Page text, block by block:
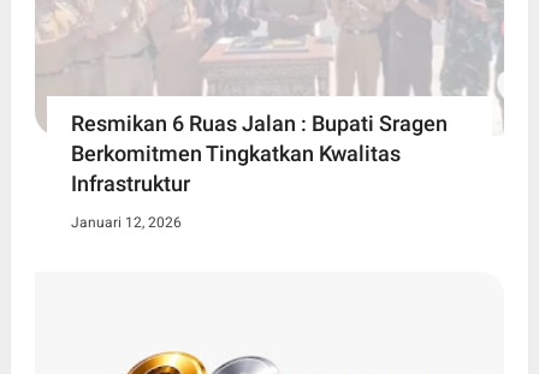
Resmikan 6 Ruas Jalan : Bupati Sragen
Berkomitmen Tingkatkan Kwalitas
Infrastruktur
Januari 12, 2026